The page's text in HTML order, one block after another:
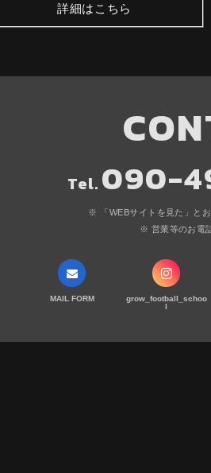
詳細はこちら
Tel. 090-
「WEBサイトを見た」と
営業等のお電
MAIL FORM
grow_football_schoo